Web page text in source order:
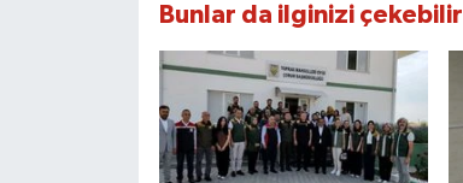
Bunlar da ilginizi çekebilir